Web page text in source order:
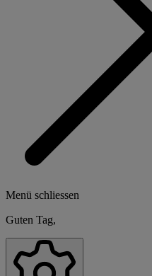
Menü schliessen
Guten Tag,